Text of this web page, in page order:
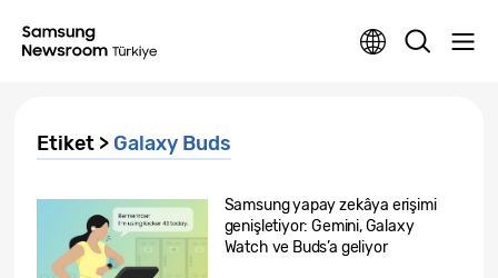
Etiket > Galaxy Buds
Samsung yapay zekâya erişimi
genişletiyor: Gemini, Galaxy
Watch ve Buds’a geliyor